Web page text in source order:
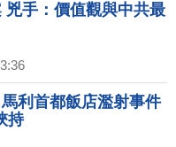
兇手：價值觀與中共最
馬利首都飯店濫射事件
持